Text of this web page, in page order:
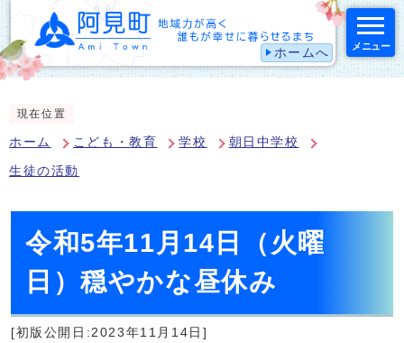
ホームへ メニュー
現在位置
ホーム こども・教育 学校 朝日中学校
生徒の活動
令和5年11月14日（火曜
日）穏やかな昼休み
[初版公開日:2023年11月14日]